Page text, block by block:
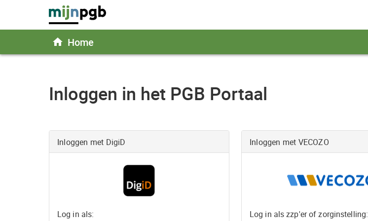
Home
Inloggen in het PGB Portaal
Inloggen met DigiD
Log in als:
Inloggen met VECOZO
Log in als zzp'er of zorginstelling: